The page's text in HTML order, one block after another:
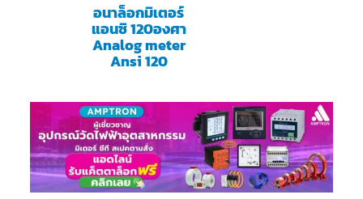
อนาล็อกมิเตอร์
แอนซิ 120องศา
Analog meter
Ansi 120